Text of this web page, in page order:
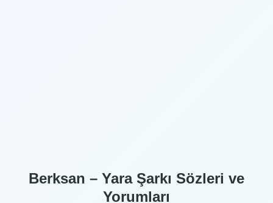
Berksan – Yara Şarkı Sözleri ve
Yorumları